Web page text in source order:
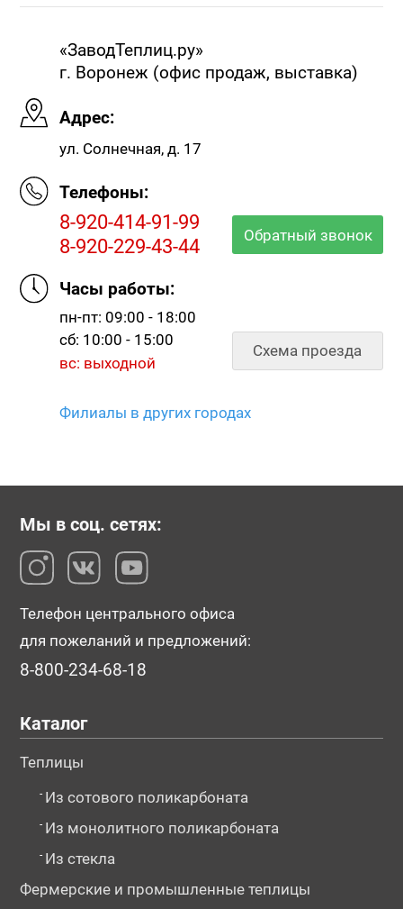
«ЗаводТеплиц.ру»
г. Воронеж (офис продаж, выставка)
Адрес:
ул. Солнечная, д. 17
Телефоны:
8-920-414-91-99
8-920-229-43-44
Обратный звонок
Часы работы:
пн-пт: 09:00 - 18:00
сб: 10:00 - 15:00
вс: выходной
Схема проезда
Филиалы в других городах
Мы в соц. сетях:
Телефон центрального офиса
для пожеланий и предложений:
8-800-234-68-18
Каталог
Теплицы
- Из сотового поликарбоната
- Из монолитного поликарбоната
- Из стекла
Фермерские и промышленные теплицы